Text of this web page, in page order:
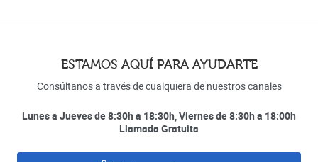
ESTAMOS AQUÍ PARA AYUDARTE
Consúltanos a través de cualquiera de nuestros canales
Lunes a Jueves de 8:30h a 18:30h, Viernes de 8:30h a 18:00h
Llamada Gratuita